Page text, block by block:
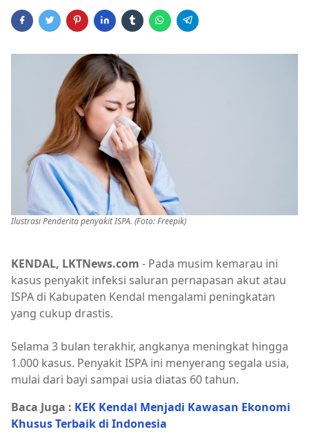
Ilustrasi Penderita penyakit ISPA. (Foto: Freepik)
KENDAL, LKTNews.com - Pada musim kemarau ini
kasus penyakit infeksi saluran pernapasan akut atau
ISPA di Kabupaten Kendal mengalami peningkatan
yang cukup drastis.
Selama 3 bulan terakhir, angkanya meningkat hingga
1.000 kasus. Penyakit ISPA ini menyerang segala usia,
mulai dari bayi sampai usia diatas 60 tahun.
Baca Juga : KEK Kendal Menjadi Kawasan Ekonomi
Khusus Terbaik di Indonesia